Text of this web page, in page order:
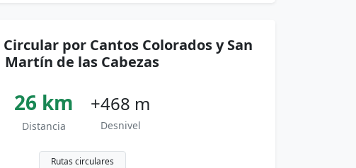
Circular por Cantos Colorados y San
Martín de las Cabezas
26 km
Distancia
+468 m
Desnivel
Rutas circulares